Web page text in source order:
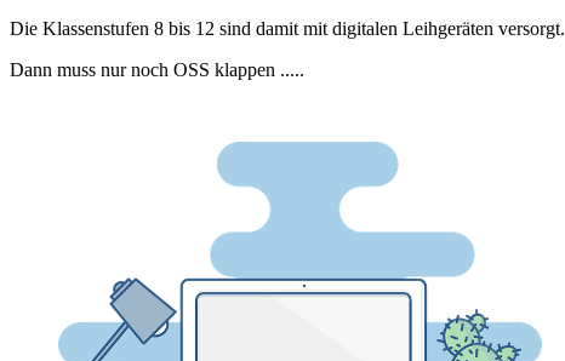
Die Klassenstufen 8 bis 12 sind damit mit digitalen Leihgeräten versorgt.
Dann muss nur noch OSS klappen .....